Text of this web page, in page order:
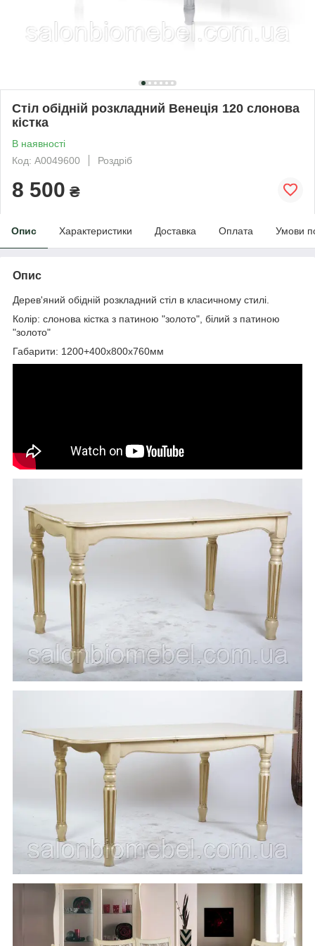
Стіл обідній розкладний Венеція 120 слонова
кістка
В наявності
Код: А0049600
Роздріб
8 500 ₴
Опис Характеристики Доставка Оплата Умови
Опис
Дерев'яний обідній розкладний стіл в класичному стилі.
Колір: слонова кістка з патиною "золото", білий з патиною
"золото"
Габарити: 1200+400х800х760мм